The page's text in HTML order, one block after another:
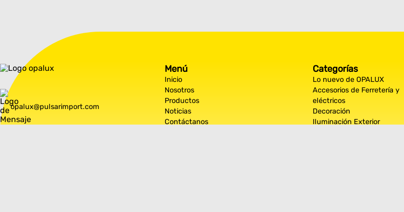
opalux@pulsarimport.com
Menú
Inicio
Nosotros
Productos
Noticias
Contáctanos
Categorías
Lo nuevo de OPALUX
Accesorios de Ferretería y
eléctricos
Decoración
Iluminación Exterior